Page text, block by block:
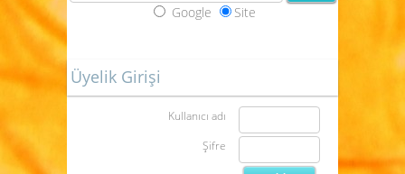
Google Site
Üyelik Girişi
Kullanıcı adı
Şifre